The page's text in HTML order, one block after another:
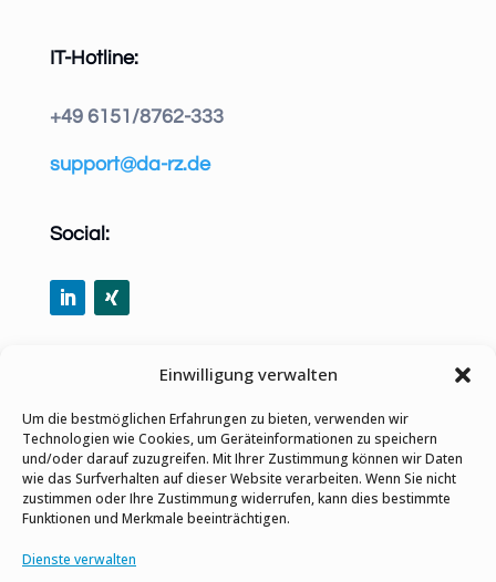
Einwilligung verwalten
Um die bestmöglichen Erfahrungen zu bieten, verwenden wir
Technologien wie Cookies, um Geräteinformationen zu speichern
und/oder darauf zuzugreifen. Mit Ihrer Zustimmung können wir Daten
wie das Surfverhalten auf dieser Website verarbeiten. Wenn Sie nicht
zustimmen oder Ihre Zustimmung widerrufen, kann dies bestimmte
Funktionen und Merkmale beeinträchtigen.
Dienste verwalten
IT-Hotline:
+49 6151/8762-333
support@da-rz.de
Social:
Datenschutz-Bestimmungen